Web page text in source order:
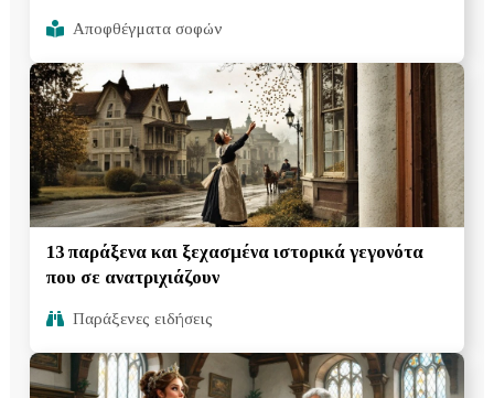
Αποφθέγματα σοφών
13 παράξενα και ξεχασμένα ιστορικά γεγονότα
που σε ανατριχιάζουν
Παράξενες ειδήσεις